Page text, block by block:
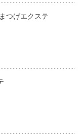
つげエクステ